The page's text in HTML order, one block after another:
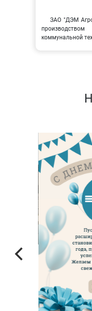
ЗАО "ДЭМ
коммунальной